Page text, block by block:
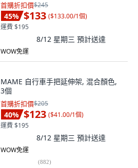
首購折扣價$245
45% $133 ($133.00/1個)
運費 $195
8/12 星期三 預計送達
WOW免運
MAME 自行車手把延伸架, 混合顏色,
3個
首購折扣價$205
40% $123 ($41.00/1個)
運費 $195
8/12 星期三 預計送達
WOW免運
(882)